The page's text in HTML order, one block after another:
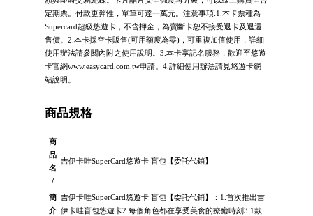
定期票。付款更彈性，單筆可達一萬元。注意事項:1.本卡票種為
Supercard超級悠遊卡，不含押金，為賣斷卡恕不接受退卡及退還
售價。2.本卡採空卡販售(可用額度為零)，可重複加值使用，詳細
使用辦法請參閱內附之使用說明。3.本卡享記名服務，歡迎至悠遊
卡官網www.easycard.com.tw申請。4.詳細使用辦法請見悠遊卡網
站說明。
商品規格
商
品
名
/
吉伊卡哇SuperCard悠遊卡 盲包【委託代銷】
簡
介
吉伊卡哇SuperCard悠遊卡 盲包【委託代銷】：1.首次推出吉
伊卡哇盲包悠遊卡2.每個角色都在享受美食的療癒時刻3.1款